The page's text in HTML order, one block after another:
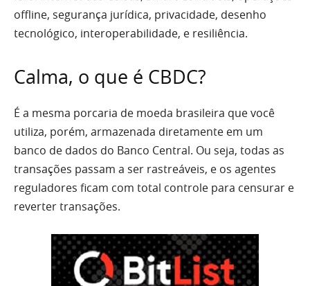
offline, segurança jurídica, privacidade, desenho
tecnológico, interoperabilidade, e resiliência.
Calma, o que é CBDC?
É a mesma porcaria de moeda brasileira que você
utiliza, porém, armazenada diretamente em um
banco de dados do Banco Central. Ou seja, todas as
transações passam a ser rastreáveis, e os agentes
reguladores ficam com total controle para censurar e
reverter transações.